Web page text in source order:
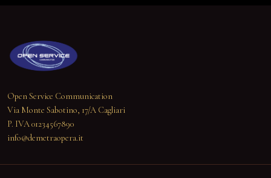
Open Service Communication
Via Monte Sabotino, 17/A Cagliari
P. IVA 01234567890
info@demetraopera.it